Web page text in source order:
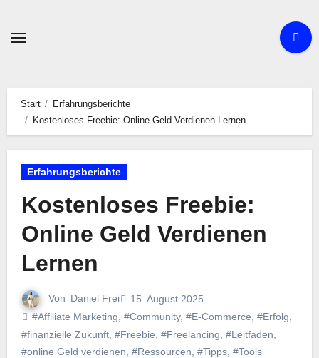
Start
Erfahrungsberichte
Kostenloses Freebie: Online Geld Verdienen Lernen
Erfahrungsberichte
Kostenloses Freebie:
Online Geld Verdienen
Lernen
Von Daniel Frei
15. August 2025
#Affiliate Marketing #Community, #E-Commerce #Erfolg
#finanzielle Zukunft, #Freebie #Freelancing #Leitfaden
#online Geld verdienen #Ressourcen #Tipps, #Tools